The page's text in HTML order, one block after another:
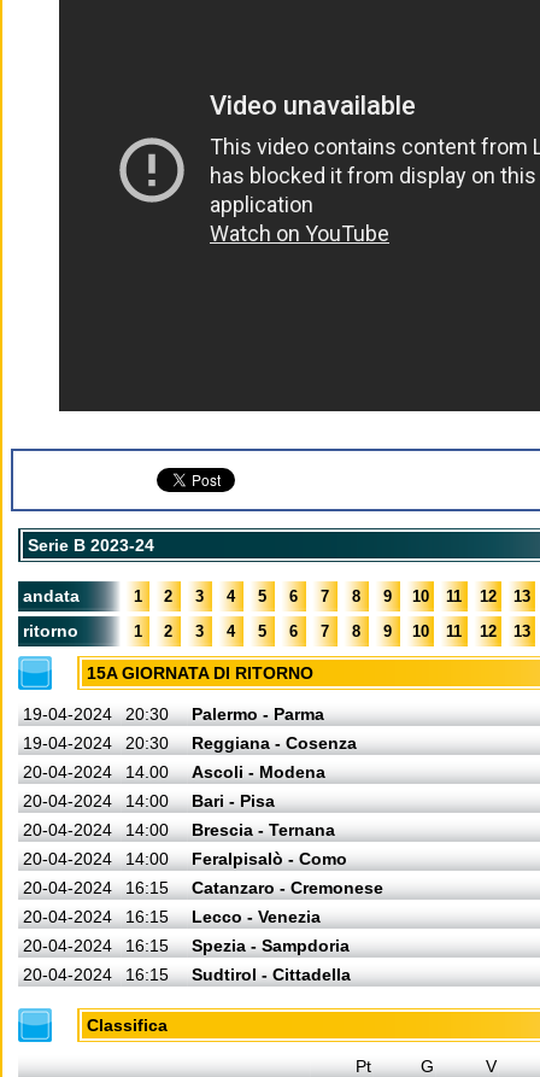
Serie B 2023-24
andata 1 2 3 4 5 6 7 8 9 10 11 12 13
ritorno 1 2 3 4 5 6 7 8 9 10 11 12 13
15A GIORNATA DI RITORNO
19-04-2024 20:30
Palermo - Parma
19-04-2024
20:30
Reggiana - Cosenza
20-04-2024
14.00
Ascoli - Modena
20-04-2024
14:00
Bari - Pisa
20-04-2024
14:00
Brescia - Ternana
20-04-2024
14:00
Feralpisalò - Como
20-04-2024
16:15
Catanzaro - Cremonese
20-04-2024
16:15
Lecco - Venezia
20-04-2024
16:15
Spezia - Sampdoria
20-04-2024
16:15 Sudtirol - Cittadella
Classifica
Pt G
V